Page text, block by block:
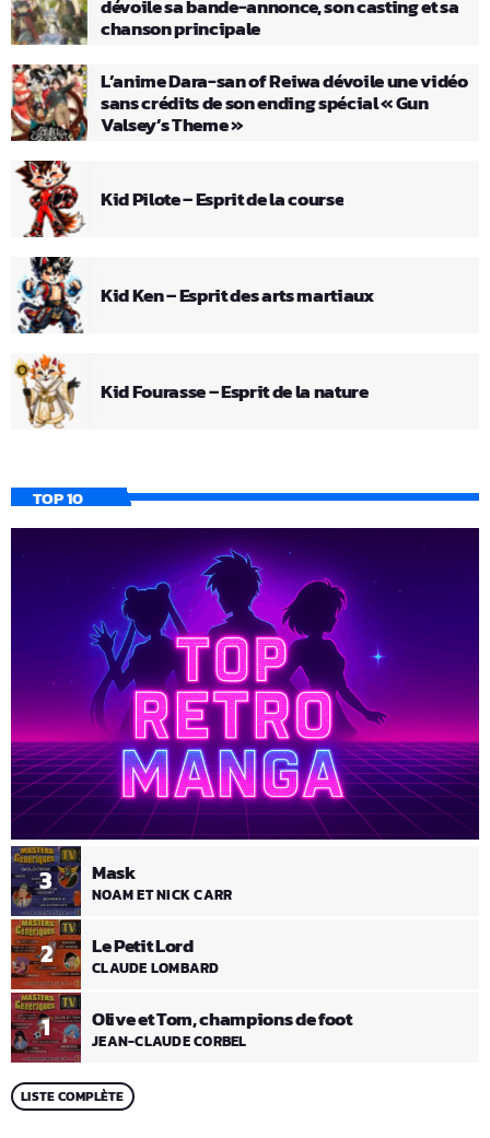
dévoile sa bande-annonce, son casting et sa
chanson principale
L’anime Dara-san of Reiwa dévoile une vidéo
sans crédits de son ending spécial « Gun
Valsey’s Theme »
Kid Pilote – Esprit de la course
Kid Ken – Esprit des arts martiaux
Kid Fourasse – Esprit de la nature
TOP 10
1 Olive et Tom, champions de foot
JEAN-CLAUDE CORBEL
2 Le Petit Lord
CLAUDE LOMBARD
3 Mask
NOAM ET NICK CARR
LISTE COMPLÈTE